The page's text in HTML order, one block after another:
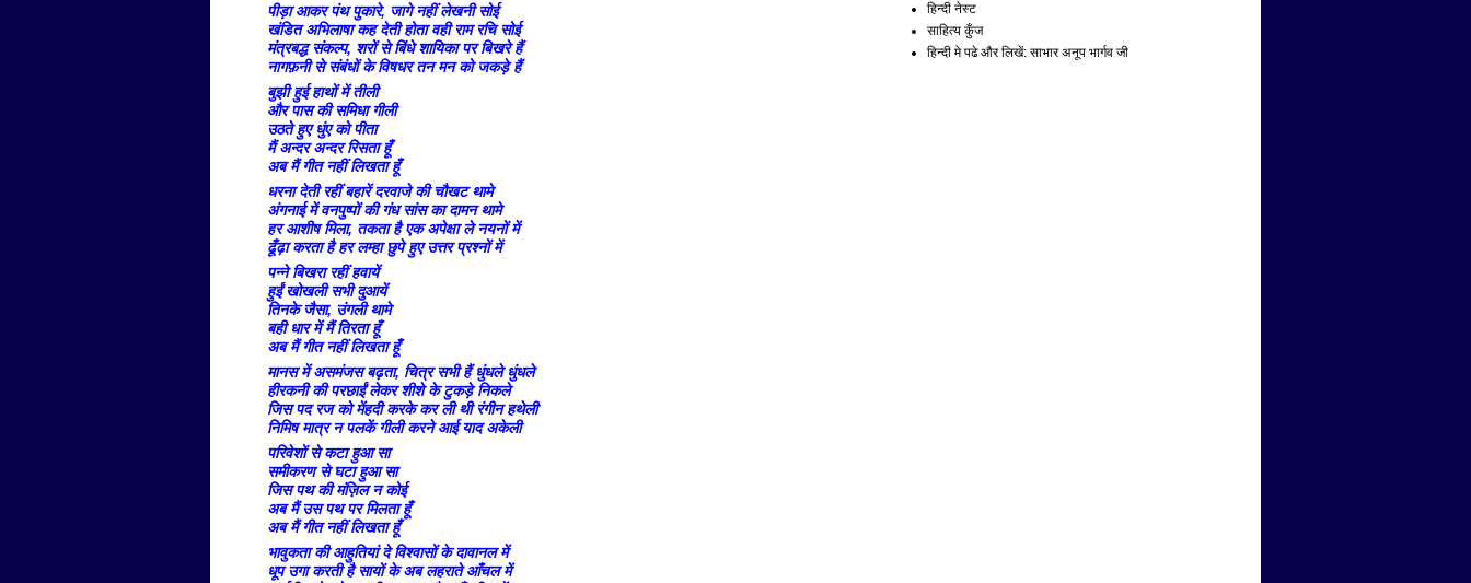
पीड़ा आकर पंथ पुकारे, जागे नहीं लेखनी सोई
खंडित अभिलाषा कह देती होता वही राम रचि सोई
मंत्रबद्ध संकल्प, शरों से बिंधे शायिका पर बिखरे हैं
नागफ़नी से संबंधों के विषधर तन मन को जकड़े हैं
बुझी हुई हाथों में तीली
और पास की समिधा गीली
उठते हुए धुंए को पीता
मैं अन्दर अन्दर रिसता हूँ
अब मैं गीत नहीं लिखता हूँ
धरना देती रहीं बहारें दरवाजे की चौखट थामे
अंगनाई में वनपुष्पों की गंध सांस का दामन थामे
हर आशीष मिला, तकता है एक अपेक्षा ले नयनों में
ढूँढ़ा करता है हर लम्हा छुपे हुए उत्तर प्रश्नों में
पन्ने बिखरा रहीं हवायें
हुईं खोखली सभी दुआयें
तिनके जैसा, उंगली थामे
बही धार में मैं तिरता हूँ
अब मैं गीत नहीं लिखता हूँ
मानस में असमंजस बढ़ता, चित्र सभी हैं धुंधले धुंधले
हीरकनी की परछाईं लेकर शीशे के टुकड़े निकले
जिस पद रज को मेंहदी करके कर ली थी रंगीन हथेली
निमिष मात्र न पलकें गीली करने आई याद अकेली
परिवेशों से कटा हुआ सा
समीकरण से घटा हुआ सा
जिस पथ की मंज़िल न कोई
अब मैं उस पथ पर मिलता हूँ
अब मैं गीत नहीं लिखता हूँ
भावुकता की आहुतियां दे विश्वासों के दावानल में
धूप उगा करती है सायों के अब लहराते आँचल में
हिन्दी नेस्ट
साहित्य कुँज
हिन्दी मे पढे और लिखें: साभार अनूप भार्गव जी